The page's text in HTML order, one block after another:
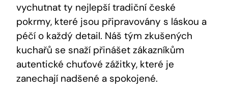
vychutnat ty nejlepší tradiční české
pokrmy, které jsou připravovány s láskou a
péčí o každý detail. Náš tým zkušených
kuchařů se snaží přinášet zákazníkům
autentické chuťové zážitky, které je
zanechají nadšené a spokojené.